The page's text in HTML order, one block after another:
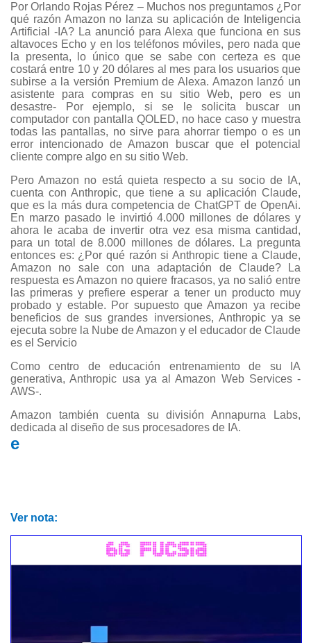
Por Orlando Rojas Pérez – Muchos nos preguntamos ¿Por
qué razón Amazon no lanza su aplicación de Inteligencia
Artificial -IA? La anunció para Alexa que funciona en sus
altavoces Echo y en los teléfonos móviles, pero nada que
la presenta, lo único que se sabe con certeza es que
costará entre 10 y 20 dólares al mes para los usuarios que
subirse a la versión Premium de Alexa. Amazon lanzó un
asistente para compras en su sitio Web, pero es un
desastre- Por ejemplo, si se le solicita buscar un
computador con pantalla QOLED, no hace caso y muestra
todas las pantallas, no sirve para ahorrar tiempo o es un
error intencionado de Amazon buscar que el potencial
cliente compre algo en su sitio Web.
Pero Amazon no está quieta respecto a su socio de IA,
cuenta con Anthropic, que tiene a su aplicación Claude,
que es la más dura competencia de ChatGPT de OpenAi.
En marzo pasado le invirtió 4.000 millones de dólares y
ahora le acaba de invertir otra vez esa misma cantidad,
para un total de 8.000 millones de dólares. La pregunta
entonces es: ¿Por qué razón si Anthropic tiene a Claude,
Amazon no sale con una adaptación de Claude? La
respuesta es Amazon no quiere fracasos, ya no salió entre
las primeras y prefiere esperar a tener un producto muy
probado y estable. Por supuesto que Amazon ya recibe
beneficios de sus grandes inversiones, Anthropic ya se
ejecuta sobre la Nube de Amazon y el educador de Claude
es el Servicio
Como centro de educación entrenamiento de su IA
generativa, Anthropic usa ya al Amazon Web Services -
AWS-.
Amazon también cuenta su división Annapurna Labs,
dedicada al diseño de sus procesadores de IA.
e
Ver nota: